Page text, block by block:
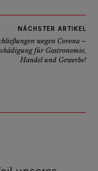
NÄCHSTER ARTIKEL
wegen Corona –
für Gastronomie,
Handel und Gewerbe!